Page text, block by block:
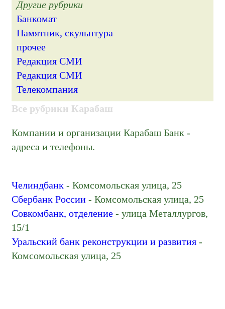
Другие рубрики
Банкомат
Памятник, скульптура
прочее
Редакция СМИ
Редакция СМИ
Телекомпания
Все рубрики Карабаш
Компании и организации Карабаш Банк -
адреса и телефоны.
Челиндбанк - Комсомольская улица, 25
Сбербанк России - Комсомольская улица, 25
Совкомбанк, отделение - улица Металлургов,
15/1
Уральский банк реконструкции и развития -
Комсомольская улица, 25